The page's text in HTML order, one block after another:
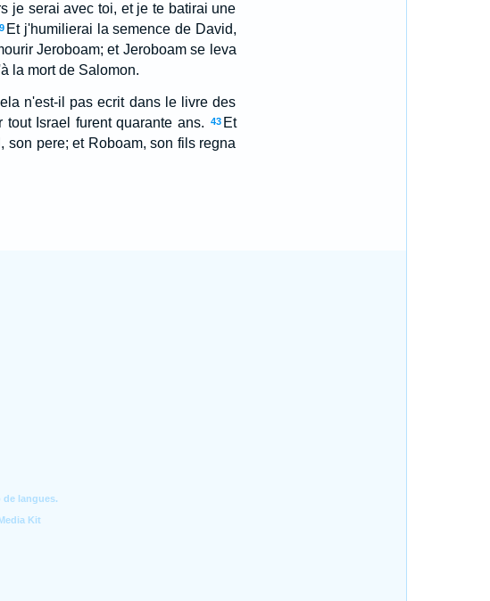
je serai avec toi, et je te batirai une
Et j'humilierai la semence de David,
Jeroboam; et Jeroboam se leva
la mort de Salomon.
n'est-il pas ecrit dans le livre des
Israel furent quarante ans. 43 Et
son pere; et Roboam, son fils regna